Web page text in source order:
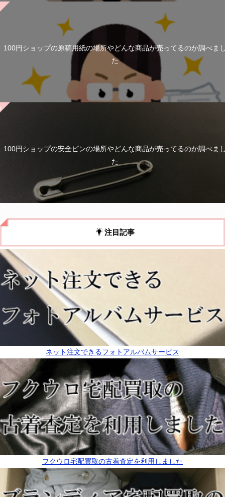
100円ショップの原稿用紙の場所やどんな商品が売ってるのか調べま
た
100円ショップの安全ピンの場所やどんな商品が売ってるのか調べま
た
注目記事
ネット注文できるフォトアルバムサービス
フクウロ宅配買取の古着査定を利用しました